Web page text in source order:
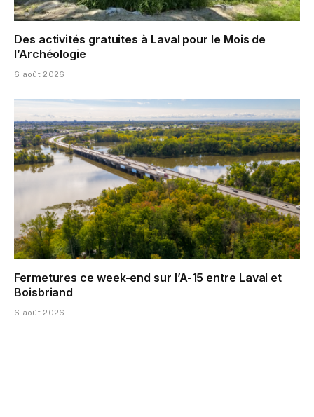
Des activités gratuites à Laval pour le Mois de
l’Archéologie
6 août 2026
Fermetures ce week-end sur l’A-15 entre Laval et
Boisbriand
6 août 2026